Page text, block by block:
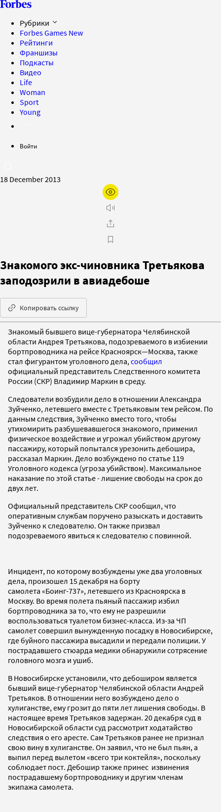
Рубрики
Forbes Games New
Рейтинги
Франшизы
Подкасты
Видео
Life
Woman
Sport
Young
Войти
18 December 2013
Знакомого экс-чиновника Третьякова
заподозрили в авиадебоше
Копировать ссылку
Знакомый бывшего вице-губернатора Челябинской
области Андрея Третьякова, подозреваемого в избиении
бортпроводника на рейсе Красноярск—Москва, также
стал фигурантом уголовного дела, сообщил
официальный представитель Следственного комитета
России (СКР) Владимир Маркин в среду.
Следователи возбудили дело в отношении Александра
Зуйченко, летевшего вместе с Третьяковым тем рейсом. По
данным следствия, Зуйченко вместо того, чтобы
утихомирить разбушевавшегося знакомого, применил
физическое воздействие и угрожал убийством другому
пассажиру, который попытался урезонить дебошира,
рассказал Маркин. Дело возбуждено по статье 119
Уголовного кодекса (угроза убийством). Максимальное
наказание по этой статье - лишение свободы на срок до
двух лет.
Официальный представитель СКР сообщил, что
оперативным службам поручено разыскать и доставить
Зуйченко к следователю. Он также призвал
подозреваемого явиться к следователю с повинной.
Инцидент, по которому возбуждены уже два уголовных
дела, произошел 15 декабря на борту
самолета «Боинг-737», летевшего из Красноярска в
Москву. Во время полета пьяный пассажир избил
бортпроводника за то, что ему не разрешили
воспользоваться туалетом бизнес-класса. Из-за ЧП
самолет совершил вынужденную посадку в Новосибирске,
где буйного пассажира высадили и передали полиции. У
пострадавшего стюарда медики обнаружили сотрясение
головного мозга и ушиб.
В Новосибирске установили, что дебоширом является
бывший вице-губернатор Челябинской области Андрей
Третьяков. В отношении него возбуждено дело о
хулиганстве, ему грозит до пяти лет лишения свободы. В
настоящее время Третьяков задержан. 20 декабря суд в
Новосибирской области суд рассмотрит ходатайство
следствия о его аресте. Сам Третьяков ранее не признал
свою вину в хулиганстве. Он заявил, что не был пьян, а
выпил перед вылетом «всего три коктейля», поскольку
соблюдает пост. Дебошир также принес извинения
пострадавшему бортпроводнику и другим членам
экипажа самолета.